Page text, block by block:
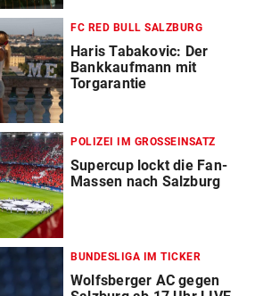
FC RED BULL SALZBURG
Haris Tabakovic: Der
Bankkaufmann mit
Torgarantie
POLIZEI IM GROSSEINSATZ
Supercup lockt die Fan-
Massen nach Salzburg
BUNDESLIGA IM TICKER
Wolfsberger AC gegen